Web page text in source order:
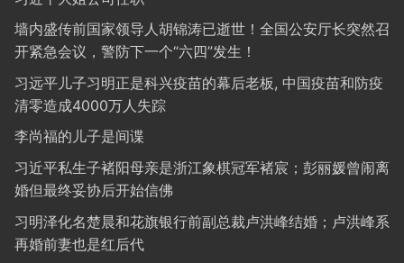
墙内盛传前国家领导人胡锦涛已逝世！全国公安厅长突然召
开紧急会议，警防下一个“六四”发生！
习远平儿子习明正是科兴疫苗的幕后老板, 中国疫苗和防疫
清零造成4000万人失踪
李尚福的儿子是间谍
习近平私生子褚阳母亲是浙江象棋冠军褚宸；彭丽媛曾闹离
婚但最终妥协后开始信佛
习明泽化名楚晨和花旗银行前副总裁卢洪峰结婚；卢洪峰系
再婚前妻也是红后代